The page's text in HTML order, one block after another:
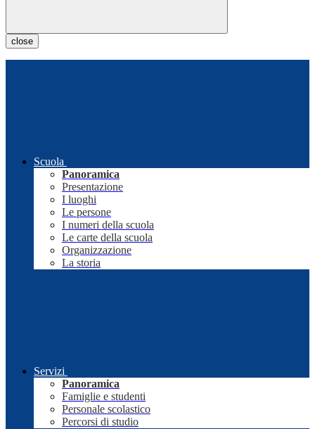
close
Scuola
Panoramica
Presentazione
I luoghi
Le persone
I numeri della scuola
Le carte della scuola
Organizzazione
La storia
Servizi
Panoramica
Famiglie e studenti
Personale scolastico
Percorsi di studio